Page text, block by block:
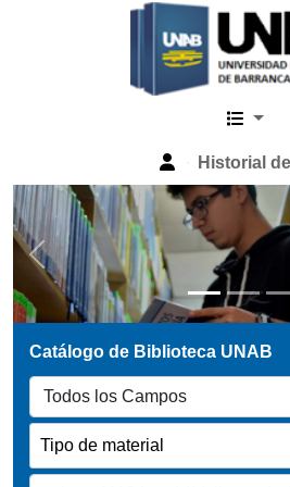
Catalogo Web
Historial
Previous